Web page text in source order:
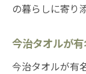
の暮らしに寄り
今治タオルが
今治タオルが有